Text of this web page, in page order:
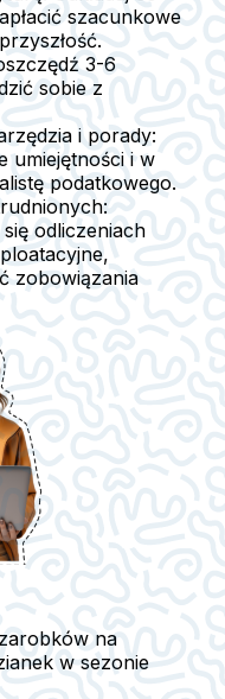
szacunkowe
3-6
sobie z
i porady:
umiejętności i w
podatkowego.
odliczeniach
zobowiązania
na
w sezonie